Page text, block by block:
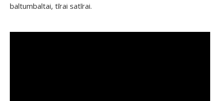
baltumbaltai, tīrai satīrai.